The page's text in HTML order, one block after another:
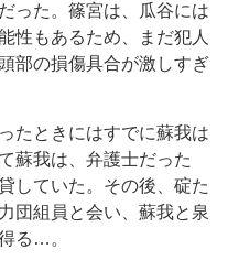
った。篠宮は、瓜谷には
性もあるため、まだ犯人
部の損傷具合が激しすぎ
たときにはすでに蘇我は
蘇我は、弁護士だった
していた。その後、碇た
団組員と会い、蘇我と泉
る…。